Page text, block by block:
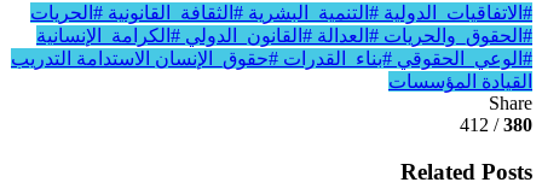
#الاتفاقيات_الدولية #التنمية_البشرية #الثقافة_القانونية #الحريات
#الحقوق_والحريات #العدالة #القانون_الدولي #الكرامة_الإنسانية
#الوعي_الحقوقي #بناء_القدرات #حقوق_الإنسان الاستدامة التدريب
القيادة المؤسسات
Share
380
/ 412
Related Posts